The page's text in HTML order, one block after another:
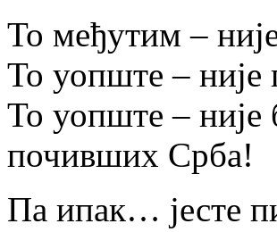
То међутим –
То уопште – није
То уопште – није
почивших Срба!
Па ипак… јесте